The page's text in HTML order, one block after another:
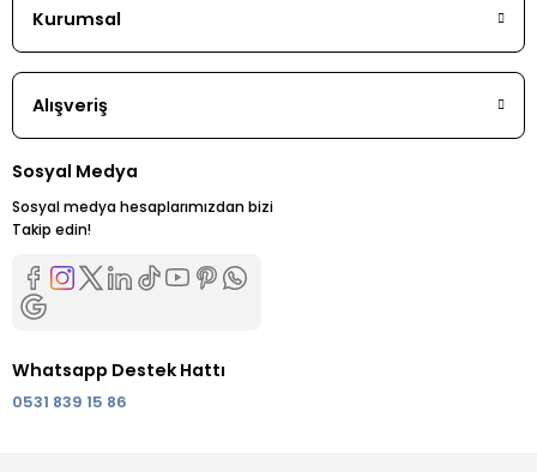
Kurumsal
Alışveriş
Sosyal Medya
Sosyal medya hesaplarımızdan bizi
Takip edin!
Whatsapp Destek Hattı
0531 839 15 86